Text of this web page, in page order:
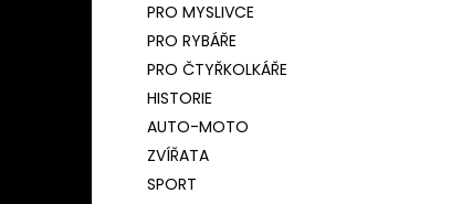
PRO MYSLIVCE
PRO RYBÁŘE
PRO ČTYŘKOLKÁŘE
HISTORIE
AUTO-MOTO
ZVÍŘATA
SPORT